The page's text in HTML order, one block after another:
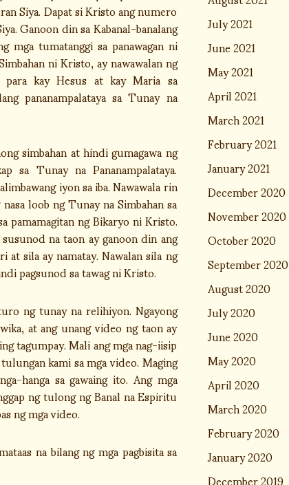
Siya. Dapat si Kristo ang numero
Ganoon din sa Kabanal-banalang
mga tumatanggi sa panawagan ni
ni Kristo, ay nawawalan ng
para kay Hesus at kay Maria sa
pananampalataya sa Tunay na
simbahan at hindi gumagawa ng
sa Tunay na Pananampalataya.
iyon sa iba. Nawawala rin
loob ng Tunay na Simbahan sa
pamamagitan ng Bikaryo ni Kristo.
na taon ay ganoon din ang
at sila ay namatay. Nawalan sila ng
pagsunod sa tawag ni Kristo.
ng tunay na relihiyon. Ngayong
at ang unang video ng taon ay
tagumpay. Mali ang mga nag-iisip
kami sa mga video. Maging
hanga sa gawaing ito. Ang mga
ng tulong ng Banal na Espiritu
ng mga video.
na bilang ng mga pagbisita sa
July 2021
June 2021
May 2021
April 2021
March 2021
February 2021
January 2021
December 2020
November 2020
October 2020
September 2020
August 2020
July 2020
June 2020
May 2020
April 2020
March 2020
February 2020
January 2020